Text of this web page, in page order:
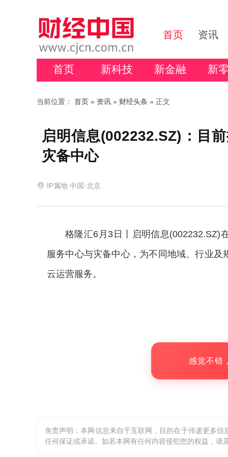
首页 资讯
首页 新科技 新金融 新
当前位置： 首页 » 资讯 » 财经头条 » 正文
启明信息(002232.SZ)：目
灾备中心
IP属地 中国·北京
格隆汇6月3日丨
启明信息(002232.SZ)
服务中心与灾备中心，为不同地域、行业
云运营服务。
感觉不错
免责声明：本网信息来自于互联网，目的在于传递更多
任何保证或承诺。如若本网有任何内容侵犯您的权益，请